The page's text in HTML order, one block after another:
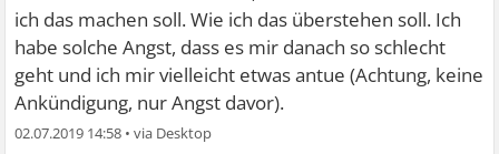
ich das machen soll. Wie ich das überstehen soll. Ich
habe solche Angst, dass es mir danach so schlecht
geht und ich mir vielleicht etwas antue (Achtung, keine
Ankündigung, nur Angst davor).
02.07.2019 14:58 •